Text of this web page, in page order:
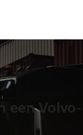
een Volvo-